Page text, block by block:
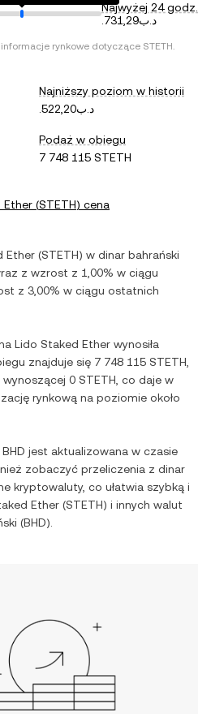
Najwyżej 24 godz.
.د.ب731,29
rynkowe dotyczące STETH.
Najniższy poziom w historii
.د.ب522,20
Podaż w obiegu
7 748 115 STETH
Ether (STETH) cena
Ether (STETH) w dinar bahrański
z wzrost z 1,00% w ciągu
z 3,00% w ciągu ostatnich
Lido Staked Ether wynosiła
znajduje się 7 748 115 STETH
0 STETH , co daje w
rynkową na poziomie około
BHD jest aktualizowana w czasie
zobaczyć przeliczenia z dinar
kryptowaluty, co ułatwia szybką i
Ether (STETH) i innych walut
(BHD).